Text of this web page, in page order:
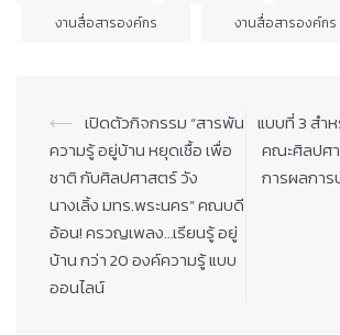
งานสื่อสารองค์กร
งานสื่อสารองค์ก
Post
navigation
⟵ เปิดตัวกิจกรรม “สารพัน
ความรู้ อยู่บ้าน หยุดเชื้อ เพื่อ
ชาติ กับศิลปศาสตร์ วัง
นางเลิ้ง มทร.พระนคร” คณบดี
อ้อน! ครวญเพลง…เรียนรู้ อยู่
บ้าน กว่า 20 องค์ความรู้ แบบ
ออนไลน์
แบบที่ 3 สำ
คณะศิลปศ
การผลการ